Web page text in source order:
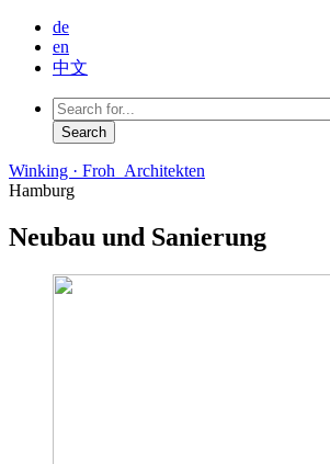
de
en
中文
Winking · Froh Architekten
Hamburg
Neubau und Sanierung